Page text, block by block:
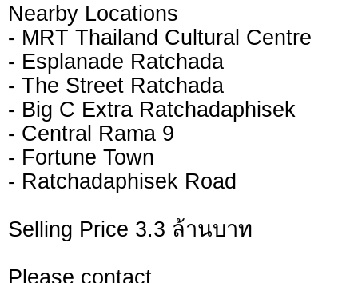
Nearby Locations
- MRT Thailand Cultural Centre
- Esplanade Ratchada
- The Street Ratchada
- Big C Extra Ratchadaphisek
- Central Rama 9
- Fortune Town
- Ratchadaphisek Road
Selling Price 3.3 ล้านบาท
Please contact